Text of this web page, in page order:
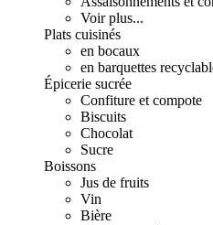
Voir plus...
Plats cuisinés
en bocaux
en barquettes
Épicerie sucrée
Confiture et compote
Biscuits
Chocolat
Sucre
Boissons
Jus de fruits
Vin
Bière